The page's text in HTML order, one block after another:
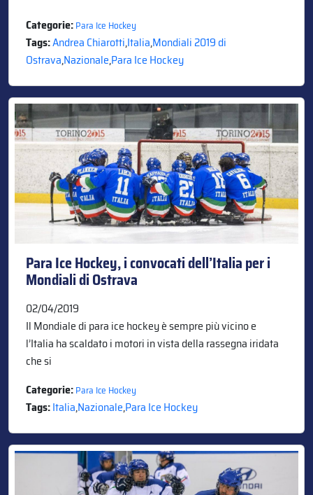
Categorie:Para Ice Hockey
Tags:Andrea Chiarotti,Italia,Mondiali 2019 di
Ostrava,Nazionale,Para Ice Hockey
Para Ice Hockey, i convocati dell’Italia per i
Mondiali di Ostrava
02/04/2019
Il Mondiale di para ice hockey è sempre più vicino e
l’Italia ha scaldato i motori in vista della rassegna iridata
che si
Categorie:Para Ice Hockey
Tags:Italia,Nazionale,Para Ice Hockey